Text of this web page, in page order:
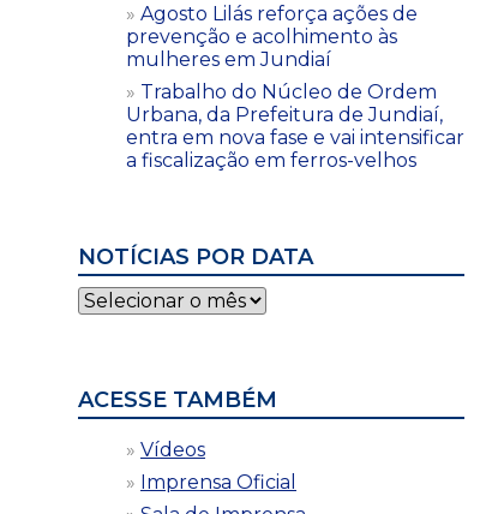
Agosto Lilás reforça ações de
prevenção e acolhimento às
mulheres em Jundiaí
Trabalho do Núcleo de Ordem
Urbana, da Prefeitura de Jundiaí,
entra em nova fase e vai intensificar
a fiscalização em ferros-velhos
NOTÍCIAS POR DATA
Notícias
por
ACESSE TAMBÉM
Vídeos
Imprensa Oficial